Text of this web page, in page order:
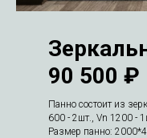
90 500 ₽
Панно состоит из
600 - 2шт., Vn 1200 -
Размер панно: